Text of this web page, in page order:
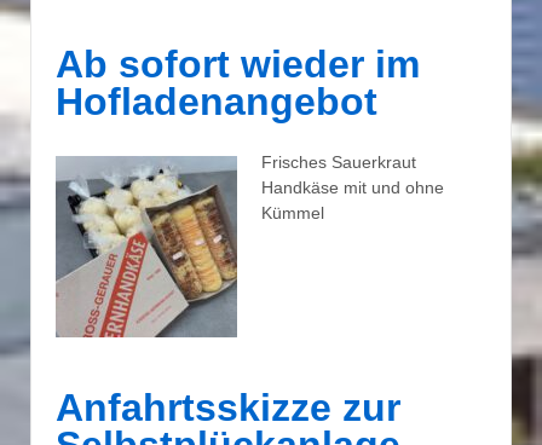
Ab sofort wieder im
Hofladenangebot
Frisches Sauerkraut
Handkäse mit und ohne
Kümmel
Anfahrtsskizze zur